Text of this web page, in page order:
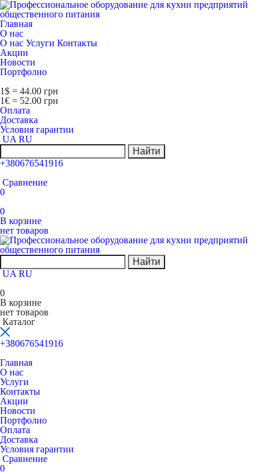
Главная
О нас
О нас Услуги Контакты
Акции
Новости
Портфолио
1$ = 44.00 грн
1€ = 52.00 грн
Оплата
Доставка
Условия гарантии
UA RU
Найти
+380676541916
Сравнение
0
0
В корзине
нет товаров
Найти
UA RU
0
В корзине
нет товаров
Каталог
+380676541916
Главная
О нас
Услуги
Контакты
Акции
Новости
Портфолио
Оплата
Доставка
Условия гарантии
Сравнение
0